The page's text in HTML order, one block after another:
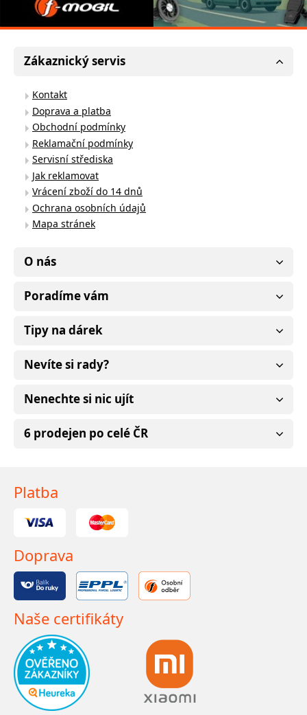
Zákaznický servis
Kontakt
Doprava a platba
Obchodní podmínky
Reklamační podmínky
Servisní střediska
Jak reklamovat
Vrácení zboží do 14 dnů
Ochrana osobních údajů
Mapa stránek
O nás
Poradíme vám
Tipy na dárek
Nevíte si rady?
Nenechte si nic ujít
6 prodejen po celé ČR
Platba
Doprava
Naše certifikáty